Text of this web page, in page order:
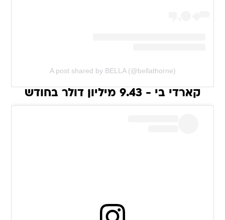
A post shared by BELLA (@bellathorne)
קארדי בי - 9.43 מיליון דולר בחודש